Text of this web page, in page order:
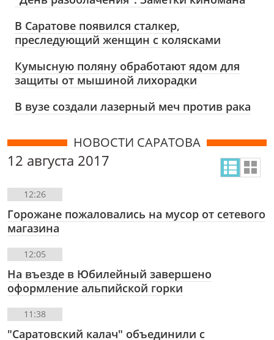
В Саратове появился сталкер,
преследующий женщин с колясками
Кумысную поляну обработают ядом для
защиты от мышиной лихорадки
В вузе создали лазерный меч против рака
НОВОСТИ САРАТОВА
12 августа 2017
12:26
Горожане пожаловались на мусор от сетевого
магазина
12:05
На въезде в Юбилейный завершено
оформление альпийской горки
11:38
"Саратовский калач" объединили с